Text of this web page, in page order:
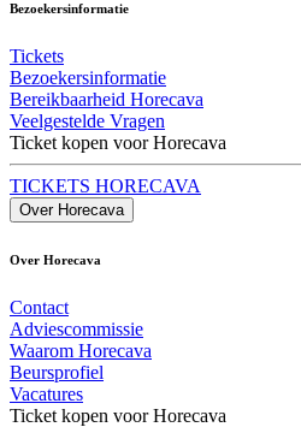
Bezoekersinformatie
Tickets
Bezoekersinformatie
Bereikbaarheid Horecava
Veelgestelde Vragen
Ticket kopen voor Horecava
TICKETS HORECAVA
Over Horecava
Over Horecava
Contact
Adviescommissie
Waarom Horecava
Beursprofiel
Vacatures
Ticket kopen voor Horecava